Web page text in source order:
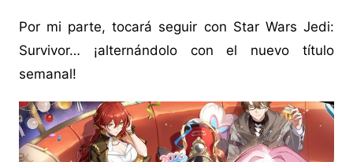
Por mi parte, tocará seguir con Star Wars Jedi:
Survivor… ¡alternándolo con el nuevo título
semanal!